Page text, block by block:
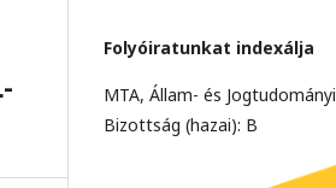
Folyóiratunkat indexálja
MTA, Állam- és Jogtudományi
Bizottság (hazai): B